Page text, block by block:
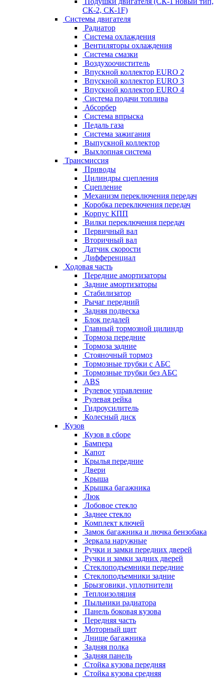
СК-2, СК-1F)
Системы двигателя
Радиатор
Система охлаждения
Вентиляторы охлаждения
Система смазки
Воздухоочиститель
Впускной коллектор EURO 2
Впускной коллектор EURO 3
Впускной коллектор EURO 4
Система подачи топлива
Абсорбер
Система впрыска
Педаль газа
Система зажигания
Выпускной коллектор
Выхлопная система
Трансмиссия
Приводы
Цилиндры сцепления
Сцепление
Механизм переключения передач
Коробка переключения передач
Корпус КПП
Вилки переключения передач
Первичный вал
Вторичный вал
Датчик скорости
Дифференциал
Ходовая часть
Передние амортизаторы
Задние амортизаторы
Стабилизатор
Рычаг передний
Задняя подвеска
Блок педалей
Главный тормозной цилиндр
Тормоза передние
Тормоза задние
Стояночный тормоз
Тормозные трубки с АБС
Тормозные трубки без АБС
ABS
Рулевое управление
Рулевая рейка
Гидроусилитель
Колесный диск
Кузов
Кузов в сборе
Бампера
Капот
Крылья передние
Двери
Крыша
Крышка багажника
Люк
Лобовое стекло
Заднее стекло
Комплект ключей
Замок багажника и лючка бензобака
Зеркала наружные
Ручки и замки передних дверей
Ручки и замки задних дверей
Стеклоподъемники передние
Стеклоподъемники задние
Брызговики, уплотнители
Теплоизоляция
Пыльники радиатора
Панель боковая кузова
Передняя часть
Моторный щит
Днище багажника
Задняя полка
Задняя панель
Стойка кузова передняя
Стойка кузова средняя